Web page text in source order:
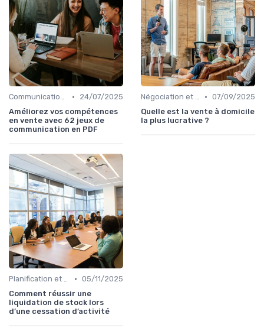
Communication commerciale •
24/07/2025
Améliorez vos compétences
en vente avec 62 jeux de
communication en PDF
Négociation et persuasion • 07/09/2025
Quelle est la vente à domicile
la plus lucrative ?
Planification et stratégie de vente • 05/11/2025
Comment réussir une
liquidation de stock lors
d’une cessation d’activité